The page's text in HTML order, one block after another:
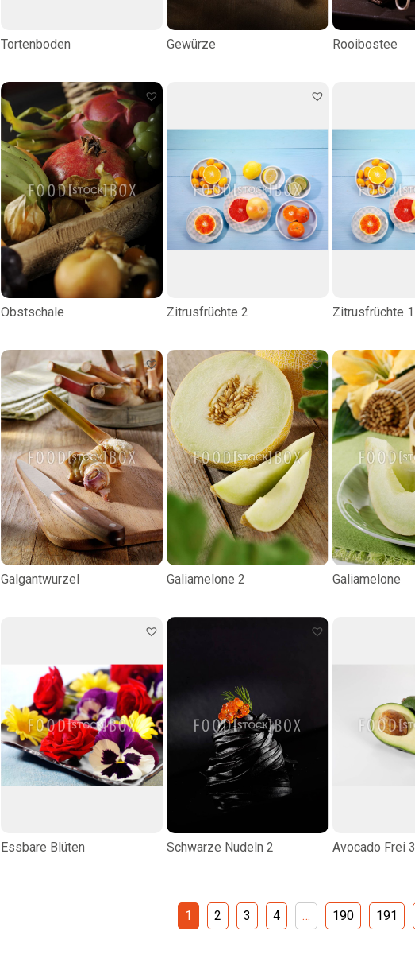
Tortenboden Gewürze Rooibostee
Obstschale Zitrusfrüchte 2 Zitrusfrüchte 1
Galgantwurzel Galiamelone 2 Galiamelone
Essbare Blüten Schwarze Nudeln 2 Avocado Frei 3
1 2 3 4 … 190 191